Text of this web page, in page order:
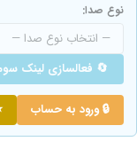
نوع صدا:
🔄 فعالسازی لینک
🔒 ورود به حساب